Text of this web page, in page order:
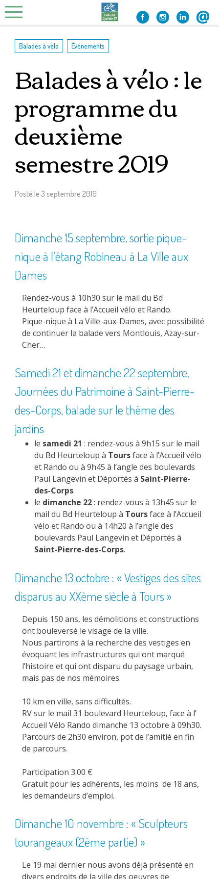
Skip
to
Balades à vélo Événements
Balades à vélo : le
programme du
deuxième
semestre 2019
Posté le 3 septembre 2019
Dimanche 15 septembre, sortie pique-
nique à l’étang Robineau à La Ville aux
Dames
Rendez-vous à 10h30 sur le mail du Bd
Heurteloup face à l’Accueil vélo et Rando.
Pique-nique à La Ville-aux-Dames, avec possibilité
de continuer la balade vers Montlouis, Azay-sur-
Cher…
Samedi 21 et dimanche 22 septembre,
Journées du Patrimoine à Saint-Pierre-
des-Corps, balade sur le thème des
jardins
le samedi 21 : rendez-vous à 9h15 sur le mail
du Bd Heurteloup à Toursface à l’Accueil vélo
et Rando ou à 9h45 à l’angle des boulevards
Paul Langevin et Déportés à Saint-Pierre-
des-Corps.
le dimanche 22: rendez-vous à 13h45 sur le
mail du Bd Heurteloup à Toursface à l’Accueil
vélo et Rando ou à 14h20 à l’angle des
boulevards Paul Langevin et Déportés à
Saint-Pierre-des-Corps.
Dimanche 13 octobre : « Vestiges des sites
disparus au XXème siècle à Tours »
Depuis 150 ans, les démolitions et constructions
ont bouleversé le visage de la ville.
Nous partirons à la recherche des vestiges en
évoquant les infrastructures qui ont marqué
l’histoire et qui ont disparu du paysage urbain,
mais pas de nos mémoires.
10 km en ville, sans difficultés.
RV sur le mail 31 boulevard Heurteloup, face à l’
Accueil Vélo Rando dimanche 13 octobre à 09h30.
Parcours de 2h30 environ, pot de l’amitié en fin
de parcours.
Participation 3.00 €
Gratuit pour les adhérents, les moins de 18 ans,
les demandeurs d’emploi.
Dimanche 10 novembre : « Sculpteurs
tourangeaux (2ème partie) »
Le 19 mai dernier nous avons déjà présenté en
divers endroits de la ville des oeuvres de